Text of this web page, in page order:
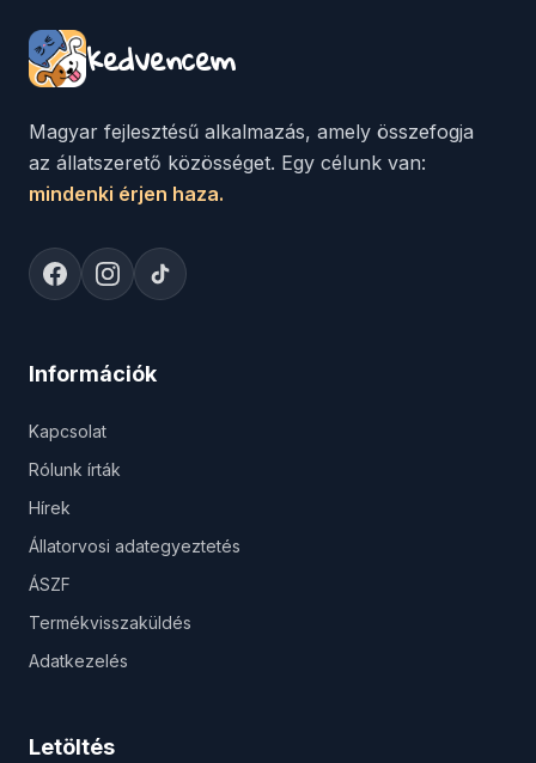
kedvencem
Magyar fejlesztésű alkalmazás, amely összefogja
az állatszerető közösséget. Egy célunk van:
mindenki érjen haza.
Információk
Kapcsolat
Rólunk írták
Hírek
Állatorvosi adategyeztetés
ÁSZF
Termékvisszaküldés
Adatkezelés
Letöltés